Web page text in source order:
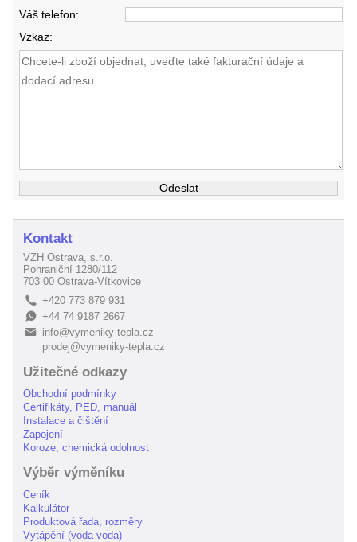
Váš telefon:
Vzkaz:
Kontakt
VZH Ostrava, s.r.o.
Pohraniční 1280/112
703 00 Ostrava-Vítkovice
L +420 773 879 931
E+44 74 9187 2667
B
info@vymeniky-tepla.cz
prodej@vymeniky-tepla.cz
Užitečné odkazy
Obchodní podmínky
Certifikáty, PED, manuál
Instalace a čištění
Zapojení
Koroze, chemická odolnost
Výběr výměníku
Ceník
Kalkulátor
Produktová řada, rozměry
Vytápění (voda-voda)